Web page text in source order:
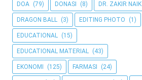
DOA (79) DONASI (8) DR. ZAKIR NAIK
DRAGON BALL (3) EDITING PHOTO (1)
EDUCATIONAL (15)
EDUCATIONAL MATERIAL (43)
EKONOMI (125) FARMASI (24)